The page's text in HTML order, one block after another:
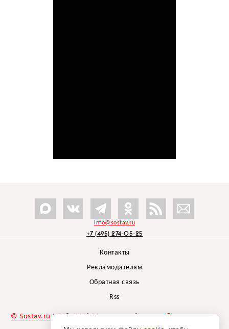
info@sostav.ru
+7 (495) 274-05-25
Контакты
Рекламодателям
Обратная связь
Rss
© Sostav.ru 1998-2026 Независимый проектбрендингового
агентства Depot